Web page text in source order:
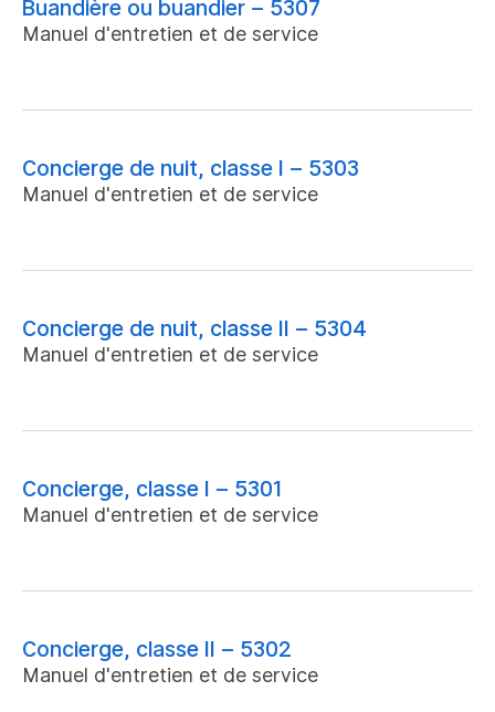
Buandière ou buandier – 5307
Manuel d'entretien et de service
Concierge de nuit, classe I – 5303
Manuel d'entretien et de service
Concierge de nuit, classe II – 5304
Manuel d'entretien et de service
Concierge, classe I – 5301
Manuel d'entretien et de service
Concierge, classe II – 5302
Manuel d'entretien et de service